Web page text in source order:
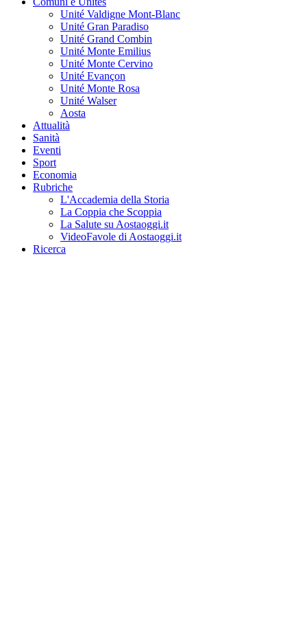
Unité Valdigne Mont-Blanc
Unité Gran Paradiso
Unité Grand Combin
Unité Monte Emilius
Unité Monte Cervino
Unité Evançon
Unité Monte Rosa
Unité Walser
Aosta
Attualità
Sanità
Eventi
Sport
Economia
Rubriche
L'Accademia della Storia
La Coppia che Scoppia
La Salute su Aostaoggi.it
VideoFavole di Aostaoggi.it
Ricerca